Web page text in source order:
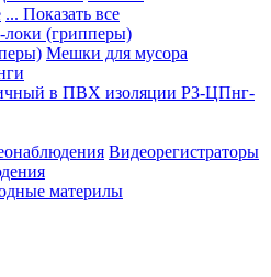
... Показать все
локи (грипперы)
Мешки для мусора
в ПВХ изоляции Р3-ЦПнг-
Видеорегистраторы
материлы